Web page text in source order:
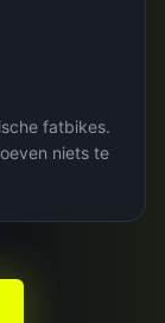
fatbikes.
niets te